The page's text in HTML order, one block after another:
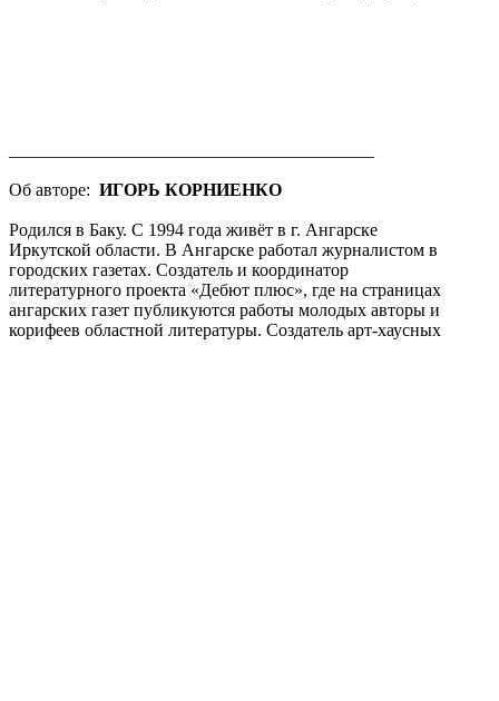
Об авторе: ИГОРЬ КОРНИЕНКО
Родился в Баку. С 1994 года живёт в г. Ангарске
Иркутской области. В Ангарске работал журналистом в
городских газетах. Создатель и координатор
литературного проекта «Дебют плюс», где на страницах
ангарских газет публикуются работы молодых авторы и
корифеев областной литературы. Создатель арт-хаусных